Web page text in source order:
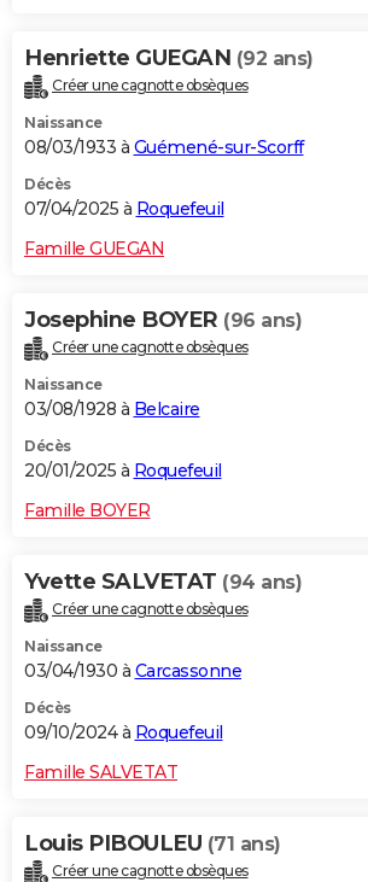
Henriette GUEGAN (92 ans)
Créer une cagnotte obsèques
Naissance
08/03/1933 à Guémené-sur-Scorff
Décès
07/04/2025 à Roquefeuil
Famille GUEGAN
Josephine BOYER (96 ans)
Créer une cagnotte obsèques
Naissance
03/08/1928 à Belcaire
Décès
20/01/2025 à Roquefeuil
Famille BOYER
Yvette SALVETAT (94 ans)
Créer une cagnotte obsèques
Naissance
03/04/1930 à Carcassonne
Décès
09/10/2024 à Roquefeuil
Famille SALVETAT
Louis PIBOULEU (71 ans)
Créer une cagnotte obsèques